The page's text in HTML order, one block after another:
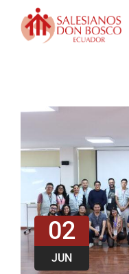
02
JUN